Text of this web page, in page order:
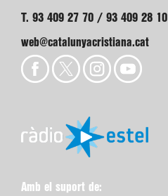
T. 93 409 27 70 / 93 409 28 10
web@catalunyacristiana.cat
Amb el suport de: